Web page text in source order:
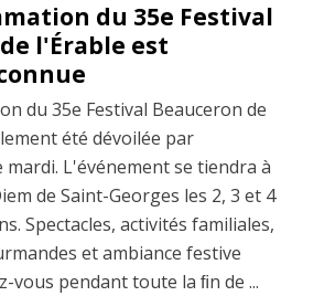
du 35e Festival
l'Érable est
du 35e Festival Beauceron de
été dévoilée par
L'événement se tiendra à
de Saint-Georges les 2, 3 et 4
Spectacles, activités familiales,
et ambiance festive
vous pendant toute la ﬁn de ...